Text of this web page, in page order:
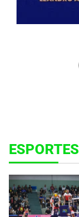
ESPORTES